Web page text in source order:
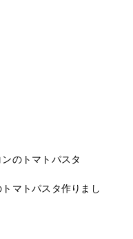
のトマトパスタ
マトパスタ作りまし